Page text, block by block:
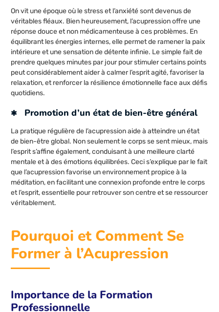
On vit une époque où le stress et l’anxiété sont devenus de
véritables fléaux. Bien heureusement, l’acupression offre une
réponse douce et non médicamenteuse à ces problèmes. En
équilibrant les énergies internes, elle permet de ramener la paix
intérieure et une sensation de détente infinie. Le simple fait de
prendre quelques minutes par jour pour stimuler certains points
peut considérablement aider à calmer l’esprit agité, favoriser la
relaxation, et renforcer la résilience émotionnelle face aux défis
quotidiens.
Promotion d’un état de bien-être général
La pratique régulière de l’acupression aide à atteindre un état
de bien-être global. Non seulement le corps se sent mieux, mais
l’esprit s’affine également, conduisant à une meilleure clarté
mentale et à des émotions équilibrées. Ceci s’explique par le fait
que l’acupression favorise un environnement propice à la
méditation, en facilitant une connexion profonde entre le corps
et l’esprit, essentielle pour retrouver son centre et se ressourcer
véritablement.
Pourquoi et Comment Se
Former à l’Acupression
Importance de la Formation
Professionnelle